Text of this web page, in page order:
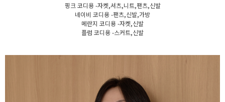
핑크 코디용 -자켓,셔츠,니트,팬츠,신발
네이비 코디용 -팬츠,신발,가방
메란지 코디용 -자켓,신발
플럼 코디용 -스커트,신발